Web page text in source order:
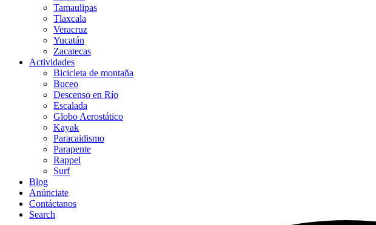
Tamaulipas
Tlaxcala
Veracruz
Yucatán
Zacatecas
Actividades
Bicicleta de montaña
Buceo
Descenso en Río
Escalada
Globo Aerostático
Kayak
Paracaidismo
Parapente
Rappel
Surf
Blog
Anúnciate
Contáctanos
Search